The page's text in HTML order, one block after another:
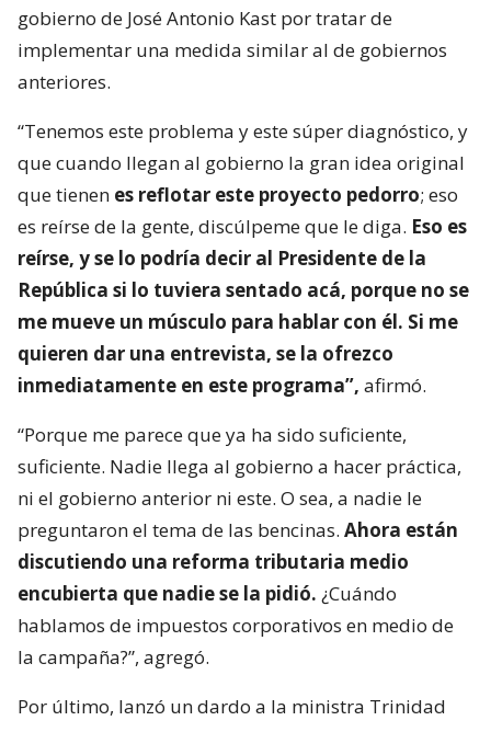
gobierno de José Antonio Kast por tratar de
implementar una medida similar al de gobiernos
anteriores.
“Tenemos este problema y este súper diagnóstico, y
que cuando llegan al gobierno la gran idea original
que tienen es reflotar este proyecto pedorro; eso
es reírse de la gente, discúlpeme que le diga. Eso es
reírse, y se lo podría decir al Presidente de la
República si lo tuviera sentado acá, porque no se
me mueve un músculo para hablar con él. Si me
quieren dar una entrevista, se la ofrezco
inmediatamente en este programa”, afirmó.
“Porque me parece que ya ha sido suficiente,
suficiente. Nadie llega al gobierno a hacer práctica,
ni el gobierno anterior ni este. O sea, a nadie le
preguntaron el tema de las bencinas. Ahora están
discutiendo una reforma tributaria medio
encubierta que nadie se la pidió. ¿Cuándo
hablamos de impuestos corporativos en medio de
la campaña?”, agregó.
Por último, lanzó un dardo a la ministra Trinidad